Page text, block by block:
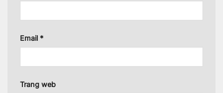
Email *
Trang web